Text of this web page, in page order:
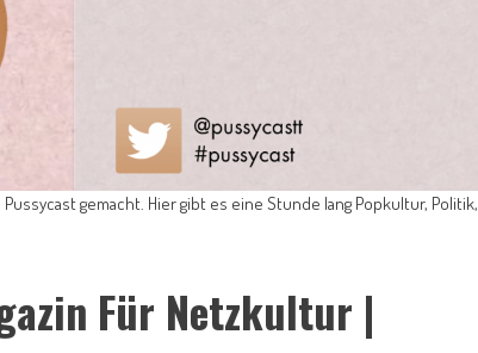
gemacht. Hier gibt es eine Stunde lang Popkultur, Politik,
Für Netzkultur |